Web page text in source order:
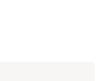
entre amis à 13 min
offre tout le confort
pièce de vie de